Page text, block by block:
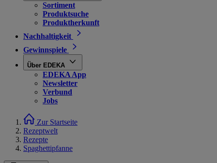
Sortiment
Produktsuche
Produktherkunft
Nachhaltigkeit
Gewinnspiele
Über EDEKA
EDEKA App
Newsletter
Verbund
Jobs
Zur Startseite
Rezeptwelt
Rezepte
Spaghettipfanne